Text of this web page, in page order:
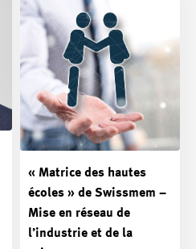
« Matrice des hautes
écoles » de Swissmem –
Mise en réseau de
l’industrie et de la